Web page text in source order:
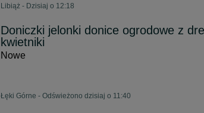
Libiąż - Dzisiaj o 12:18
Doniczki jelonki donice ogrodowe z
kwietniki
Nowe
Łęki Górne - Odświeżono dzisiaj o 11:40